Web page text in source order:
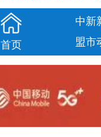
首页
中新
盟市